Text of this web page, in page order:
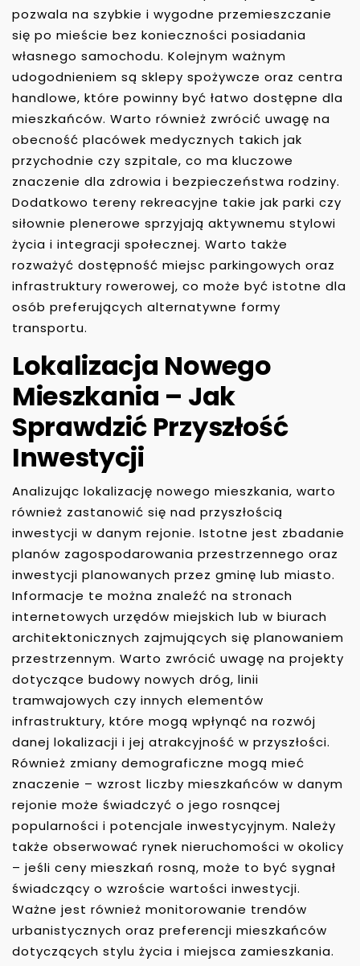
pozwala na szybkie i wygodne przemieszczanie
się po mieście bez konieczności posiadania
własnego samochodu. Kolejnym ważnym
udogodnieniem są sklepy spożywcze oraz centra
handlowe, które powinny być łatwo dostępne dla
mieszkańców. Warto również zwrócić uwagę na
obecność placówek medycznych takich jak
przychodnie czy szpitale, co ma kluczowe
znaczenie dla zdrowia i bezpieczeństwa rodziny.
Dodatkowo tereny rekreacyjne takie jak parki czy
siłownie plenerowe sprzyjają aktywnemu stylowi
życia i integracji społecznej. Warto także
rozważyć dostępność miejsc parkingowych oraz
infrastruktury rowerowej, co może być istotne dla
osób preferujących alternatywne formy
transportu.
Lokalizacja Nowego
Mieszkania – Jak
Sprawdzić Przyszłość
Inwestycji
Analizując lokalizację nowego mieszkania, warto
również zastanowić się nad przyszłością
inwestycji w danym rejonie. Istotne jest zbadanie
planów zagospodarowania przestrzennego oraz
inwestycji planowanych przez gminę lub miasto.
Informacje te można znaleźć na stronach
internetowych urzędów miejskich lub w biurach
architektonicznych zajmujących się planowaniem
przestrzennym. Warto zwrócić uwagę na projekty
dotyczące budowy nowych dróg, linii
tramwajowych czy innych elementów
infrastruktury, które mogą wpłynąć na rozwój
danej lokalizacji i jej atrakcyjność w przyszłości.
Również zmiany demograficzne mogą mieć
znaczenie – wzrost liczby mieszkańców w danym
rejonie może świadczyć o jego rosnącej
popularności i potencjale inwestycyjnym. Należy
także obserwować rynek nieruchomości w okolicy
– jeśli ceny mieszkań rosną, może to być sygnał
świadczący o wzroście wartości inwestycji.
Ważne jest również monitorowanie trendów
urbanistycznych oraz preferencji mieszkańców
dotyczących stylu życia i miejsca zamieszkania.